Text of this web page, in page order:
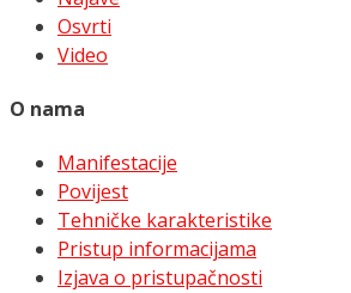
Osvrti
Video
O nama
Manifestacije
Povijest
Tehničke karakteristike
Pristup informacijama
Izjava o pristupačnosti